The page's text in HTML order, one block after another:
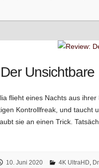
Unsichtbare
flieht eines Nachts aus
Kontrollfreak, und taucht
sie an einen Trick.
10. Juni 2020 4K UltraHD,